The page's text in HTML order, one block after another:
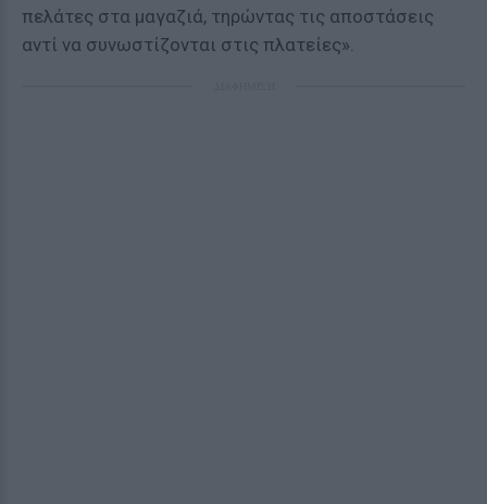
πελάτες στα μαγαζιά, τηρώντας τις αποστάσεις
αντί να συνωστίζονται στις πλατείες».